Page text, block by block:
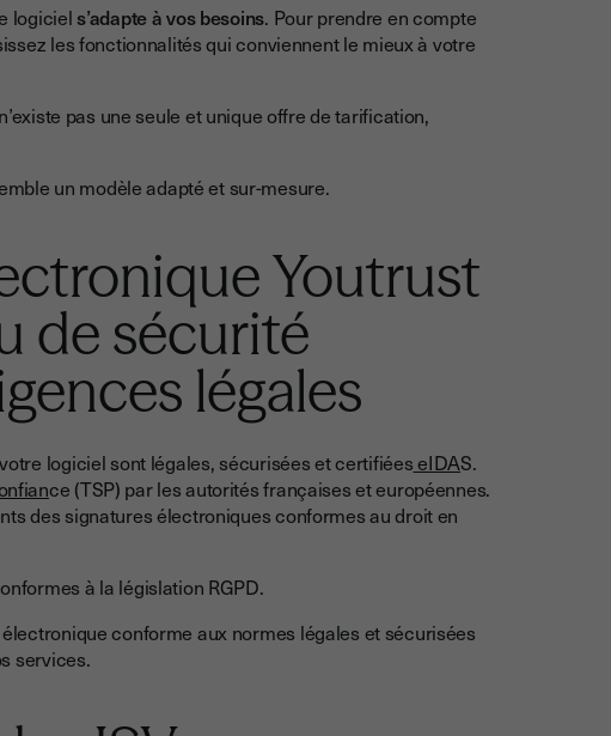
logiciels’adapte à vos besoins. Pour prendre en compte
les fonctionnalités qui conviennent le mieux à votre
pas une seule et unique offre de tarification,
un modèle adapté et sur-mesure.
Youtrust
de sécurité
légales
logiciel sont légales, sécurisées et certifiéeseIDAS.
ce (TSP) par les autorités françaises et européennes.
des signatures électroniques conformes au droit en
à la législation RGPD.
conforme aux normes légales et sécurisées
services.